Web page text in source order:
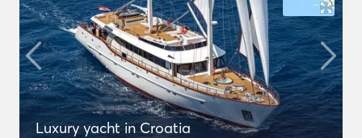
Luxury yacht in Croatia